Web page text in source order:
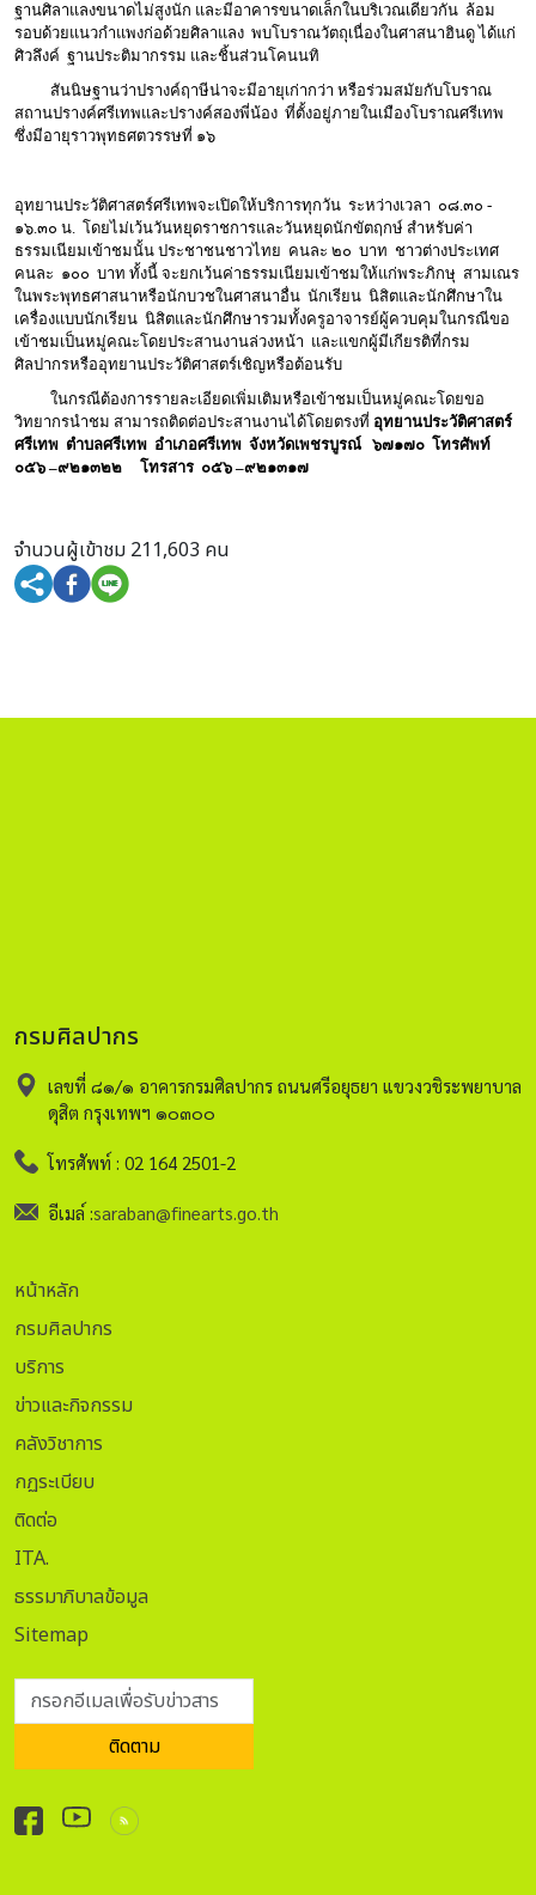
ฐานศิลาแลงขนาดไม่สูงนัก และมีอาคารขนาดเล็กในบริเวณเดียวกัน ล้อม
รอบด้วยแนวกำแพงก่อด้วยศิลาแลง พบโบราณวัตถุเนื่องในศาสนาฮินดู ได้แก่
ศิวลึงค์ ฐานประติมากรรม และชิ้นส่วนโคนนทิ
สันนิษฐานว่าปรางค์ฤาษีน่าจะมีอายุเก่ากว่า หรือร่วมสมัยกับโบราณ
สถานปรางค์ศรีเทพและปรางค์สองพี่น้อง ที่ตั้งอยู่ภายในเมืองโบราณศรีเทพ
ซึ่งมีอายุราวพุทธศตวรรษที่ ๑๖
อุทยานประวัติศาสตร์ศรีเทพจะเปิดให้บริการทุกวัน ระหว่างเวลา ๐๘.๓๐ -
๑๖.๓๐ น. โดยไม่เว้นวันหยุดราชการและวันหยุดนักขัตฤกษ์ สำหรับค่า
ธรรมเนียมเข้าชมนั้น ประชาชนชาวไทย คนละ ๒๐ บาท ชาวต่างประเทศ
คนละ ๑๐๐ บาท ทั้งนี้ จะยกเว้นค่าธรรมเนียมเข้าชมให้แก่พระภิกษุ สามเณร
ในพระพุทธศาสนาหรือนักบวชในศาสนาอื่น นักเรียน นิสิตและนักศึกษาใน
เครื่องแบบนักเรียน นิสิตและนักศึกษารวมทั้งครูอาจารย์ผู้ควบคุมในกรณีขอ
เข้าชมเป็นหมู่คณะโดยประสานงานล่วงหน้า และแขกผู้มีเกียรติที่กรม
ศิลปากรหรืออุทยานประวัติศาสตร์เชิญหรือต้อนรับ
ในกรณีต้องการรายละเอียดเพิ่มเติมหรือเข้าชมเป็นหมู่คณะโดยขอ
วิทยากรนำชม สามารถติดต่อประสานงานได้โดยตรงที่ อุทยานประวัติศาสตร์
ศรีเทพ ตำบลศรีเทพ อำเภอศรีเทพ จังหวัดเพชรบูรณ์ ๖๗๑๗๐ โทรศัพท์
๐๕๖ –๙๒๑๓๒๒ โทรสาร ๐๕๖ –๙๒๑๓๑๗
จำนวนผู้เข้าชม 211,603 คน
กรมศิลปากร
เลขที่ ๘๑/๑ อาคารกรมศิลปากร ถนนศรีอยุธยา แขวงวชิระพยาบาล
ดุสิต กรุงเทพฯ ๑๐๓๐๐
โทรศัพท์ : 02 164 2501-2
อีเมล์ :saraban@finearts.go.th
หน้าหลัก
กรมศิลปากร
บริการ
ข่าวและกิจกรรม
คลังวิชาการ
กฏระเบียบ
ติดต่อ
ITA.
ธรรมาภิบาลข้อมูล
Sitemap
กรอกอีเมลเพื่อรับข่าวสาร
ติดตาม